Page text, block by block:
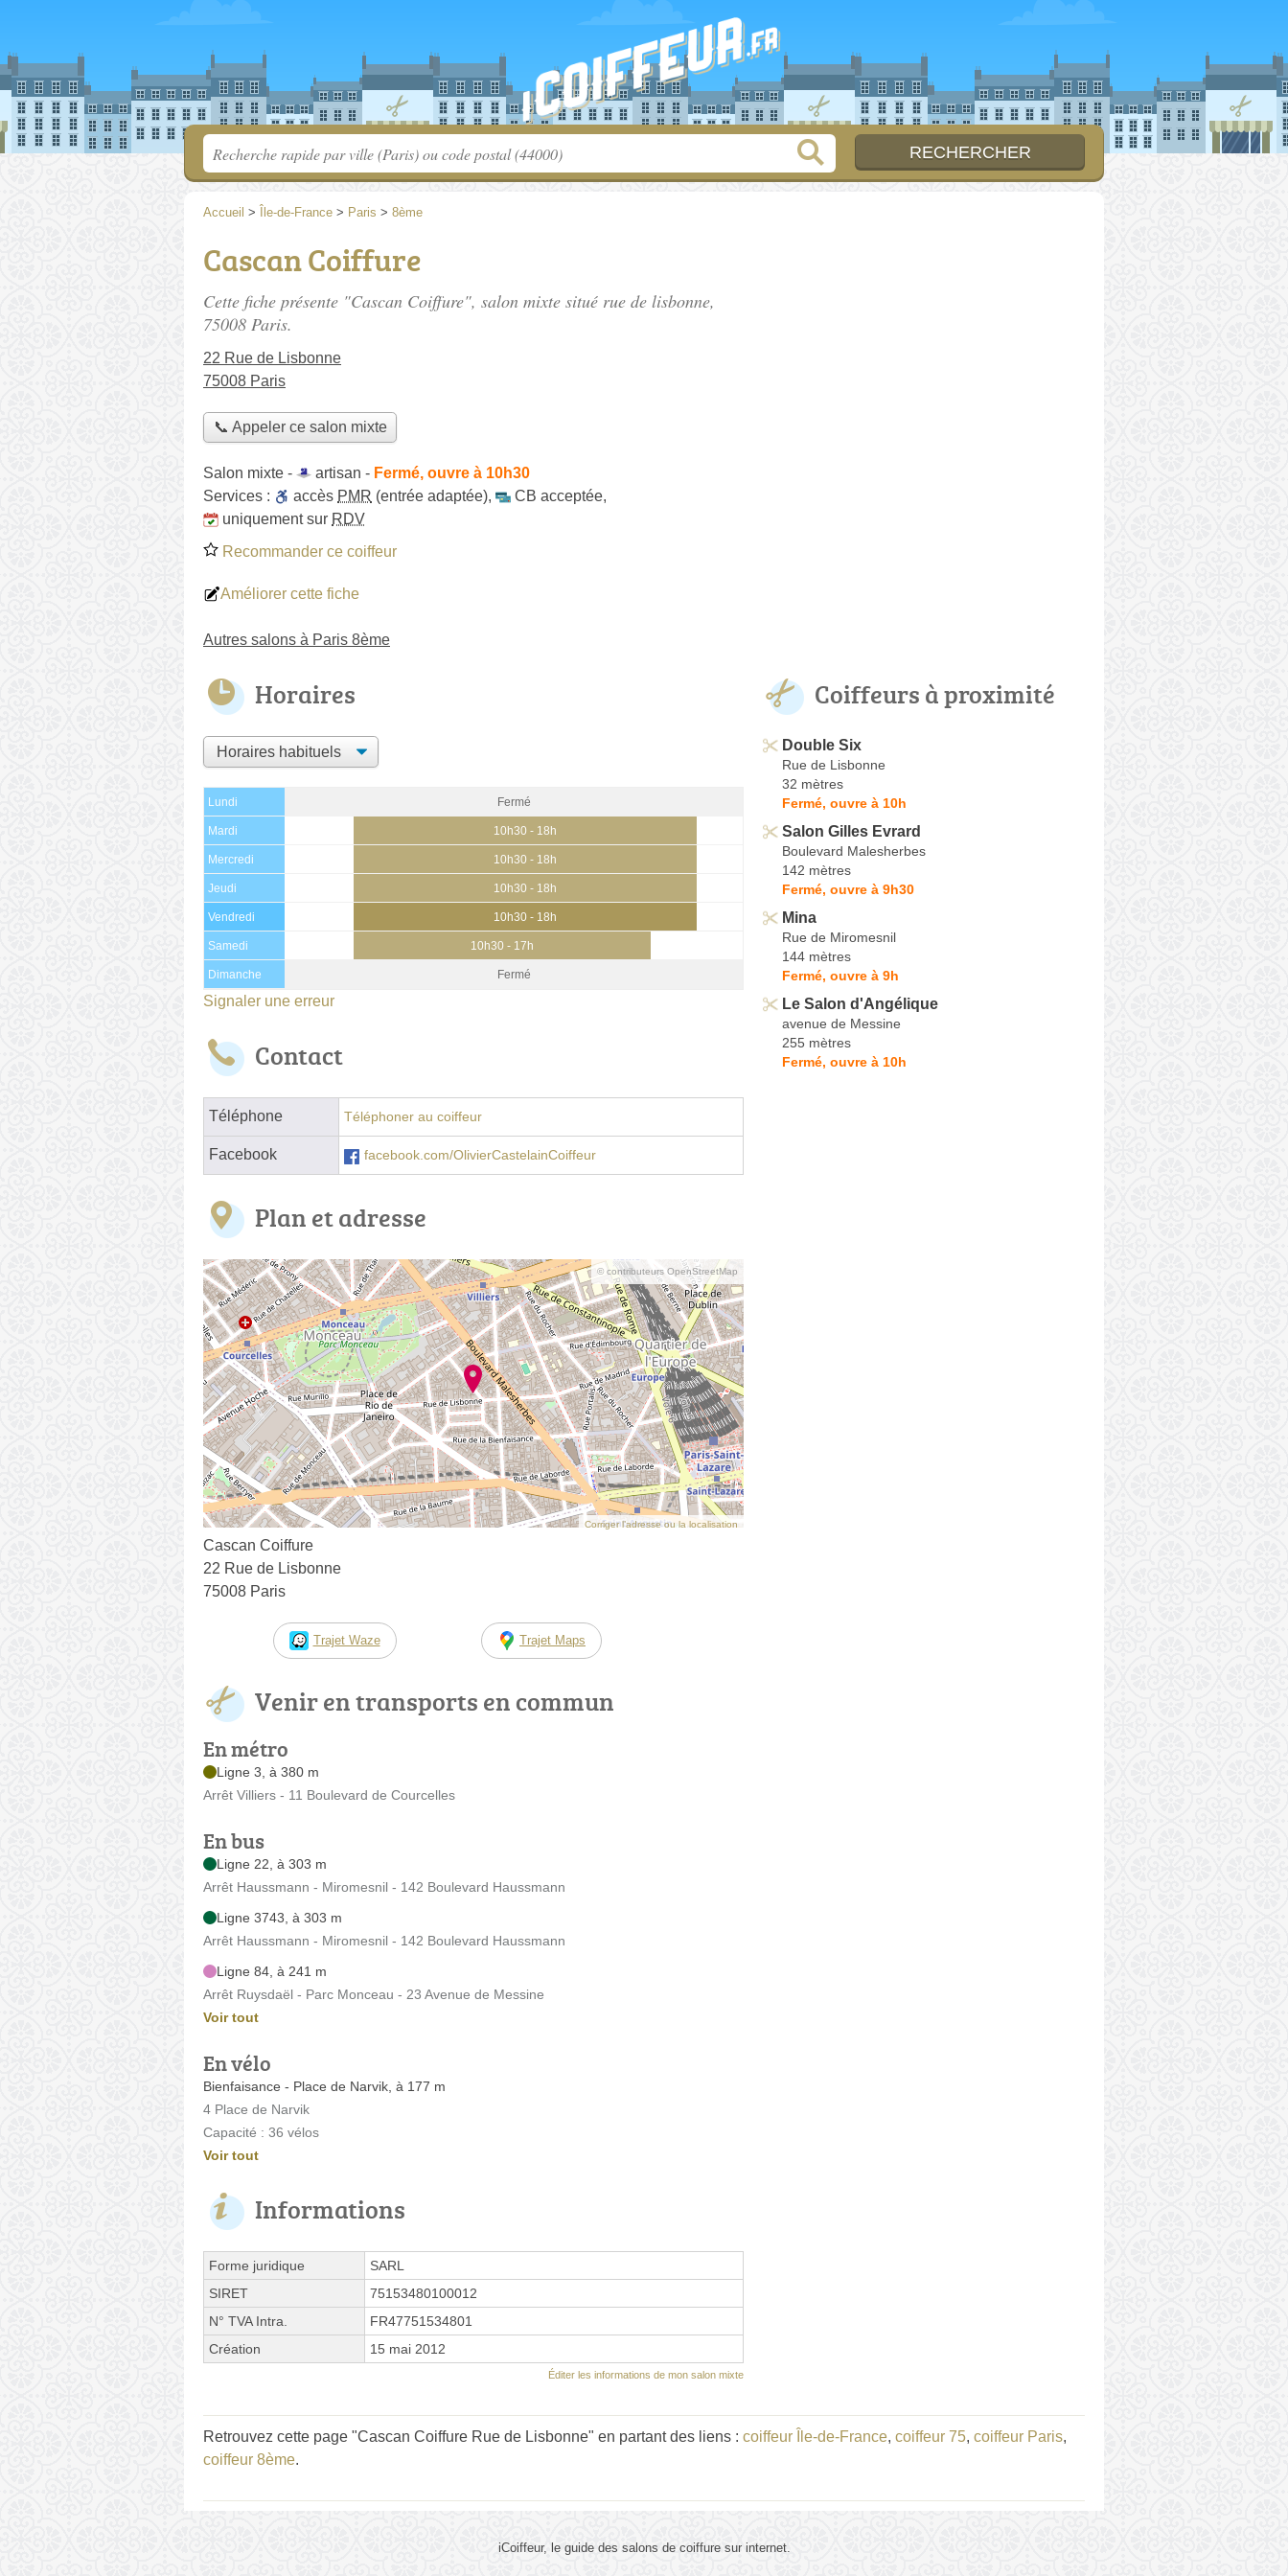
Accueil > Île-de-France > Paris > 8ème
Cascan Coiffure
Cette fiche présente "Cascan Coiffure", salon mixte situé rue de lisbonne,
75008 Paris.
22 Rue de Lisbonne
75008 Paris
📞 Appeler ce salon mixte
Salon mixte - artisan - Fermé, ouvre à 10h30
Services :
accès PMR (entrée adaptée), CB acceptée,
uniquement sur RDV
Recommander ce coiffeur
Améliorer cette fiche
Autres salons à Paris 8ème
Horaires
Lundi Fermé
Mardi 10h30 - 18h
Mercredi 10h30 - 18h
Jeudi 10h30 - 18h
Vendredi 10h30 - 18h
Samedi 10h30 - 17h
Dimanche Fermé
Signaler une erreur
Contact
Téléphone Téléphoner au coiffeur
Facebook facebook.com/OlivierCastelainCoiffeur
Plan et adresse
© contributeurs OpenStreetMap
Corriger l’adresse ou la localisation
Cascan Coiffure
22 Rue de Lisbonne
75008 Paris
Trajet Waze Trajet Maps
Venir en transports en commun
En métro
Ligne 3, à 380 m
Arrêt Villiers - 11 Boulevard de Courcelles
En bus
Ligne 22, à 303 m
Arrêt Haussmann - Miromesnil - 142 Boulevard Haussmann
Ligne 3743, à 303 m
Arrêt Haussmann - Miromesnil - 142 Boulevard Haussmann
Ligne 84, à 241 m
Arrêt Ruysdaël - Parc Monceau - 23 Avenue de Messine
Voir tout
En vélo
Bienfaisance - Place de Narvik, à 177 m
4 Place de Narvik
Capacité : 36 vélos
Voir tout
Informations
Forme juridique
SARL
SIRET
75153480100012
N° TVA Intra.
FR47751534801
Création
15 mai 2012
Éditer les informations de mon salon mixte
Coiffeurs à proximité
Double Six
Rue de Lisbonne
32 mètres
Fermé, ouvre à 10h
Salon Gilles Evrard
Boulevard Malesherbes
142 mètres
Fermé, ouvre à 9h30
Mina
Rue de Miromesnil
144 mètres
Fermé, ouvre à 9h
Le Salon d'Angélique
avenue de Messine
255 mètres
Fermé, ouvre à 10h
Retrouvez cette page "Cascan Coiffure Rue de Lisbonne" en partant des liens : coiffeur Île-de-France, coiffeur 75, coiffeur Paris,
coiffeur 8ème.
iCoiffeur, le guide des salons de coiffure sur internet.